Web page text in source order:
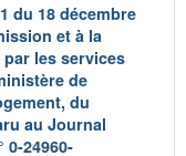
du 18 décembre
et à la
les services
de
du
au Journal
24960-